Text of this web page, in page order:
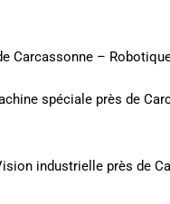
Carcassonne –
spéciale près de
industrielle près de